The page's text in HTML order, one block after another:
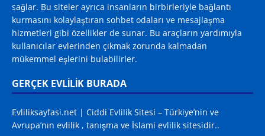
sağlar. Bu siteler ayrıca insanların birbirleriyle bağlantı
kurmasını kolaylaştıran sohbet odaları ve mesajlaşma
hizmetleri gibi özellikler de sunar. Bu araçların yardımıyla
kullanıcılar evlerinden çıkmak zorunda kalmadan
mükemmel eşlerini bulabilirler.
GERÇEK EVLİLİK BURADA
Evliliksayfasi.net | Ciddi Evlilik Sitesi – Türkiye’nin ve
Avrupa’nın evlilik , tanışma ve İslami evlilik sitesidir..